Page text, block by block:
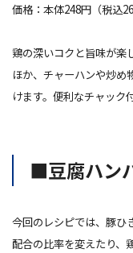
価格：本体248円（税込
鶏の深いコクと旨味が楽
ほか、チャーハンや炒め
けます。便利なチャック
■豆腐ハン
今回のレシピでは、豚ひ
配合の比率を変えたり、